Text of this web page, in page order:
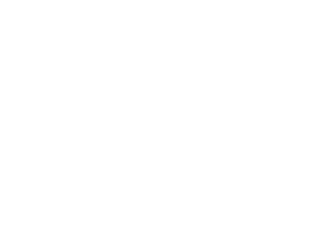
先享後付 」之結帳頁面顯示為準，若有關於
消欲退款等相關疑問，請聯繫「AFTEE先享後
限公司提供之「AFTEE先享後付」服務完成之
圍內提供個人資料，並將交易相關給付款項請
有限公司。
，請瀏覽以下網址：
經同意申辦者引起之損失，本公司不負相關責